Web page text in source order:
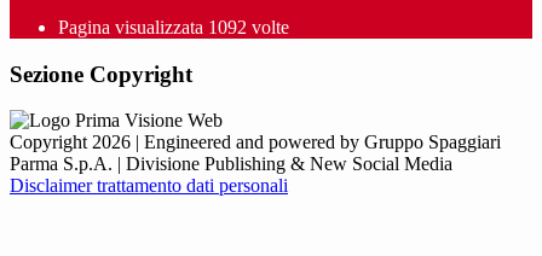
Pagina visualizzata 1092 volte
Sezione Copyright
Copyright 2026 | Engineered and powered by Gruppo Spaggiari
Parma S.p.A. | Divisione Publishing & New Social Media
Disclaimer trattamento dati personali